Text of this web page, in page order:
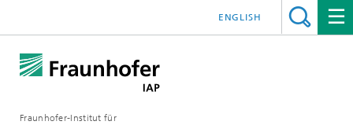
Fraunhofer-Institut für
ENGLISH